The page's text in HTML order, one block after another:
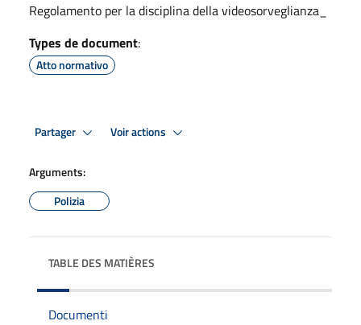
Regolamento per la disciplina della videosorveglianza_
Types de document:
Atto normativo
Partager Voir actions
Arguments:
Polizia
TABLE DES MATIÈRES
Documenti